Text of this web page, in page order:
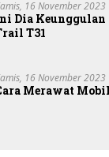
16 November 2023
Dia
T31
16 November 2023
Merawat